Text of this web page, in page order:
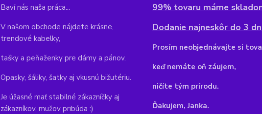
Baví nás naša práca...
V našom obchode nájdete krásne,
trendové kabelky,
tašky a peňaženky pre dámy a pánov.
Opasky, šáliky, šatky aj vkusnú bižutériu.
Je úžasné mať stabilné zákazníčky aj
zákazníkov, mužov pribúda :)
99% tovaru máme
Dodanie najneskôr do 3
Prosím neobjednávajte si
keď nemáte oň záujem,
ničíte tým prírodu.
Ďakujem, Janka.